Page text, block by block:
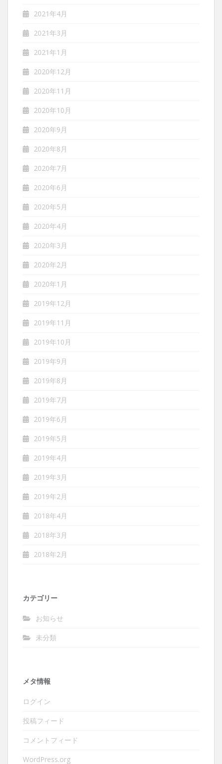
2021年4月
2021年3月
2021年1月
2020年12月
2020年11月
2020年10月
2020年9月
2020年8月
2020年7月
2020年6月
2020年5月
2020年4月
2020年3月
2020年2月
2020年1月
2019年12月
2019年11月
2019年10月
2019年9月
2019年8月
2019年7月
2019年6月
2019年5月
2019年4月
2019年3月
2019年2月
2018年4月
2018年3月
2018年2月
カテゴリー
お知らせ
未分類
メタ情報
ログイン
投稿フィード
コメントフィード
WordPress.org